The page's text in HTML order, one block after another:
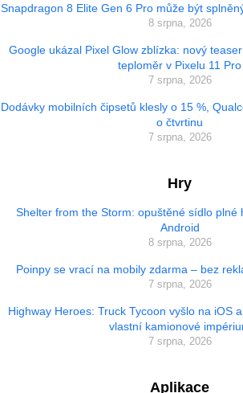
Snapdragon 8 Elite Gen 6 Pro může být
8 srpna, 2026
Google ukázal Pixel Glow zblízka: nový
teploměr v Pixelu 11 Pro
7 srpna, 2026
Dodávky mobilních čipsetů klesly o 15 %,
o čtvrtinu
7 srpna, 2026
Hry
Shelter from the Storm: opuštěné sídlo plné
Android
8 srpna, 2026
Poinpy se vrací na mobily zdarma – bez
7 srpna, 2026
Highway Heroes: Truck Tycoon vyšlo na iOS
vlastní kamionové
7 srpna, 2026
Aplikace